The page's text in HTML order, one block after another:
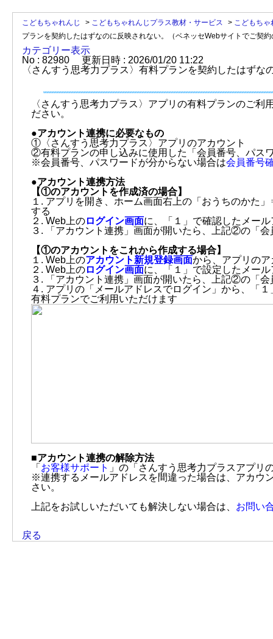
こどもちゃれんじ > こどもちゃれんじプラス教材・サービス > こどもち
プランを契約したはずなのに反映されない。（ベネッセWebサイトでご契
カテゴリー表示
No : 82980
更新日時 : 2026/01/20 11:22
〈さんすう思考力プラス〉有料プランを契約したはず
〈さんすう思考力プラス〉アプリの有料プランのご
ださい。
●アカウント連携に必要なもの
①〈さんすう思考力プラス〉アプリのアカウント
②有料プランの申し込みに使用した「会員番号、パス
※会員番号、パスワードが分からない場合は会員番号
●アカウント連携方法
【①のアカウントを作成済の場合】
１. アプリを開き、ホーム画面右上の「おうちのかた
する
２. Web上のログイン画面に、「１」で確認したメー
３. 「アカウント連携」画面が開いたら、上記②の「
【①のアカウントをこれから作成する場合】
１. Web上のアカウント新規登録画面から、アプリの
２. Web上のログイン画面に、「１」で設定したメー
３. 「アカウント連携」画面が開いたら、上記②の「
４. アプリの「メールアドレスでログイン」から、「
有料プランでご利用いただけます
■アカウント連携の解除方法
「 お客様サポート 」の「さんすう思考力プラスアプリ
※連携するメールアドレスを間違った場合は、アカウ
さい。
上記をお試しいただいても解決しない場合は、 お問い
戻る